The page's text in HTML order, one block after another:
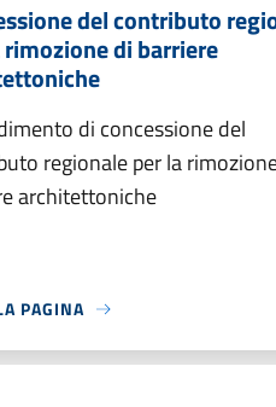
del contributo
rimozione di barriere
di concessione del
regionale per la
architettoniche
PAGINA